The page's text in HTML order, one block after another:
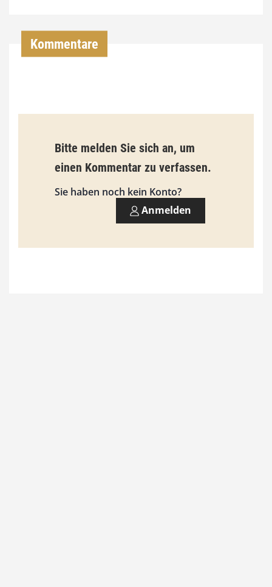
€
i
s
9
0
Kommentare
Bitte melden Sie sich an, um
einen Kommentar zu verfassen.
Sie haben noch kein Konto?
Anmelden